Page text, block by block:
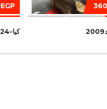
كيا-K3-2024